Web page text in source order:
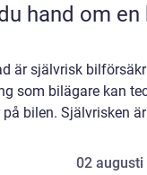
hand om en
är självrisk
som bilägare kan
bilen. Självrisken
02 augusti